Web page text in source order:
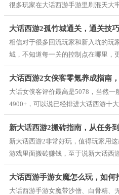
不打算氪金的玩家，还是不建议这样
很多玩家在大话西游手游里刷混天大
副本其实还不止这些套装，还有玄冥
龙、戳仙等套装，更有秋水、无为、
残梦、乾坤、化蝶、司命、罗睺、紧
心、鲲鹏、地藏、幻影、卧雪、烟霞
意、沧海、天威、青阳等套装就是随
风还能自选配饰掉落。
大话西游2孤竹城通关，通关技
相信对于很多回流玩家和新入坑的玩
城，不知道每一关的控制点在哪里，
子可以捡，那今天小编就给大家详细
的击杀流程和“百分百”捡到盒子的一
其次就是躲开小号搬砖孤竹城也有较
点的话，就建议多用小号养大号了。
大话西游2女侠客零氪养成指南
大话女侠客评价最高是5078，当然
4900+，可以说已经排进大话西游十
强化天资后的厉害之处，而本文为了
据，就给出了一些大话2女侠客培养
意见，可以说所有意见都来自于玩家
是选择收集和转载。
新大话西游2搬砖指南，从任务
账本
新大话西游2非常好玩，值得玩家用
游戏里面搬砖赚钱，至于说新大话西
是玩腻了，毕竟这个游戏只要玩家不
金也能玩，对此本文就根据常规搬砖
用什么角色最省钱，其中最关键的还
大话西游手游女魔怎么玩，如
大话西游手游女魔带沙僧、白骨精、